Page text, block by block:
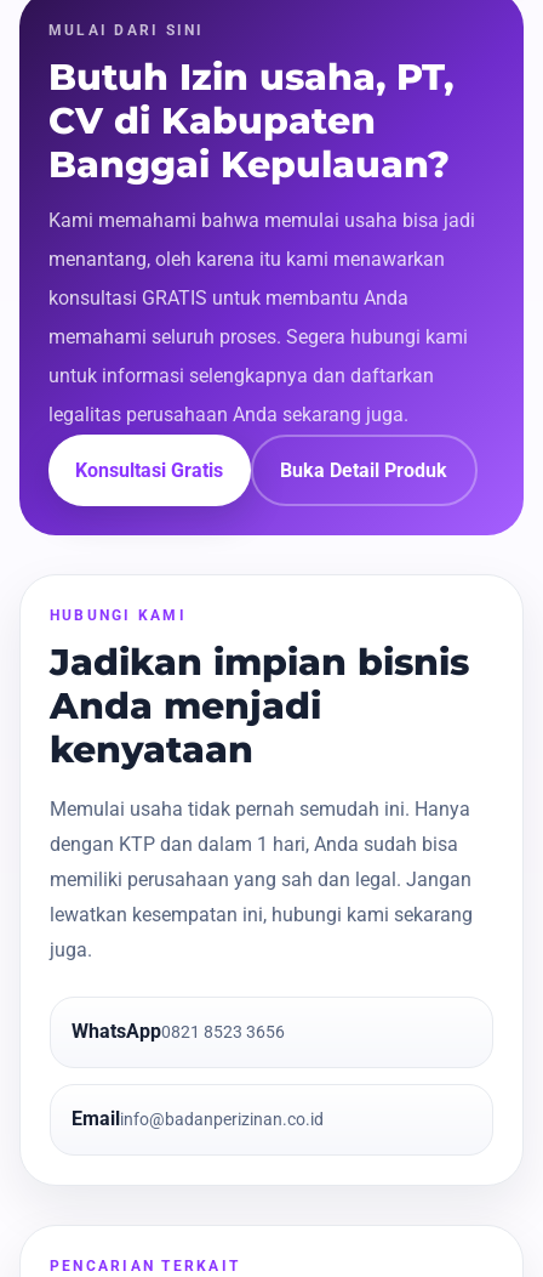
MULAI DARI SINI
Butuh Izin usaha, PT,
CV di Kabupaten
Banggai Kepulauan?
Kami memahami bahwa memulai usaha bisa jadi
menantang, oleh karena itu kami menawarkan
konsultasi GRATIS untuk membantu Anda
memahami seluruh proses. Segera hubungi kami
untuk informasi selengkapnya dan daftarkan
legalitas perusahaan Anda sekarang juga.
Konsultasi Gratis Buka Detail Produk
HUBUNGI KAMI
Jadikan impian bisnis
Anda menjadi
kenyataan
Memulai usaha tidak pernah semudah ini. Hanya
dengan KTP dan dalam 1 hari, Anda sudah bisa
memiliki perusahaan yang sah dan legal. Jangan
lewatkan kesempatan ini, hubungi kami sekarang
juga.
WhatsApp0821 8523 3656
Email info@badanperizinan.co.id
PENCARIAN TERKAIT